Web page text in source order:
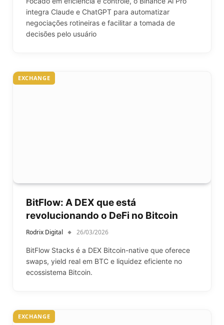
integra Claude e ChatGPT para automatizar
negociações rotineiras e facilitar a tomada de
decisões pelo usuário
EXCHANGE
BitFlow: A DEX que está
revolucionando o DeFi no Bitcoin
Rodrix Digital 26/03/2026
BitFlow Stacks é a DEX Bitcoin-native que oferece
swaps, yield real em BTC e liquidez eficiente no
ecossistema Bitcoin.
EXCHANGE